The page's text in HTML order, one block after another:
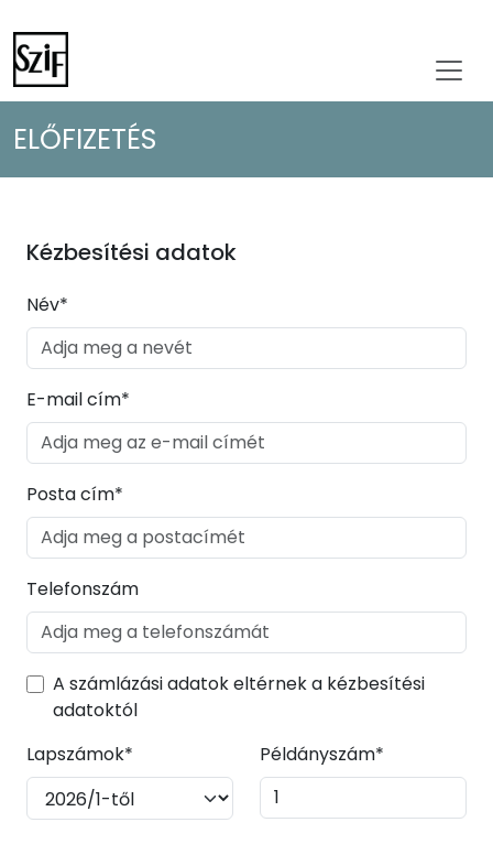
ELŐFIZETÉS
Kézbesítési adatok
Név*
E-mail cím*
Posta cím*
Telefonszám
A számlázási adatok eltérnek a kézbesítési
adatoktól
Lapszámok*
Példányszám*